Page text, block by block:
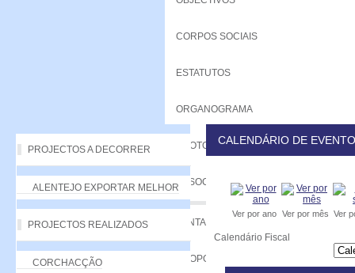
CORPOS SOCIAIS
ESTATUTOS
ORGANOGRAMA
PROTOCOLOS
ASSOCIADOS
VANTAGENS
PROPOSTA
PROJECTOS A DECORRER
ALENTEJO EXPORTAR MELHOR
PROJECTOS REALIZADOS
CORCHACÇÃO
CALENDÁRIO DE
Ver por ano Ver por mês Ver
Calendário Fiscal